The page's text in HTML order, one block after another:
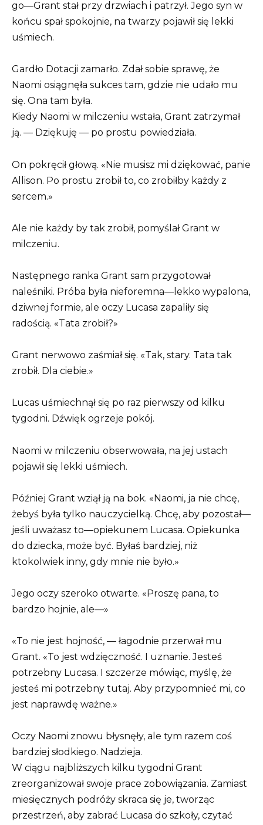
go—Grant stał przy drzwiach i patrzył. Jego syn w
końcu spał spokojnie, na twarzy pojawił się lekki
uśmiech.
Gardło Dotacji zamarło. Zdał sobie sprawę, że
Naomi osiągnęła sukces tam, gdzie nie udało mu
się. Ona tam była.
Kiedy Naomi w milczeniu wstała, Grant zatrzymał
ją. — Dziękuję — po prostu powiedziała.
On pokręcił głową. «Nie musisz mi dziękować, panie
Allison. Po prostu zrobił to, co zrobiłby każdy z
sercem.»
Ale nie każdy by tak zrobił, pomyślał Grant w
milczeniu.
Następnego ranka Grant sam przygotował
naleśniki. Próba była nieforemna—lekko wypalona,
dziwnej formie, ale oczy Lucasa zapaliły się
radością. «Tata zrobił?»
Grant nerwowo zaśmiał się. «Tak, stary. Tata tak
zrobił. Dla ciebie.»
Lucas uśmiechnął się po raz pierwszy od kilku
tygodni. Dźwięk ogrzeje pokój.
Naomi w milczeniu obserwowała, na jej ustach
pojawił się lekki uśmiech.
Później Grant wziął ją na bok. «Naomi, ja nie chcę,
żebyś była tylko nauczycielką. Chcę, aby pozostał—
jeśli uważasz to—opiekunem Lucasa. Opiekunka
do dziecka, może być. Byłaś bardziej, niż
ktokolwiek inny, gdy mnie nie było.»
Jego oczy szeroko otwarte. «Proszę pana, to
bardzo hojnie, ale—»
«To nie jest hojność, — łagodnie przerwał mu
Grant. «To jest wdzięczność. I uznanie. Jesteś
potrzebny Lucasa. I szczerze mówiąc, myślę, że
jesteś mi potrzebny tutaj. Aby przypomnieć mi, co
jest naprawdę ważne.»
Oczy Naomi znowu błysnęły, ale tym razem coś
bardziej słodkiego. Nadzieja.
W ciągu najbliższych kilku tygodni Grant
zreorganizował swoje prace zobowiązania. Zamiast
miesięcznych podróży skraca się je, tworząc
przestrzeń, aby zabrać Lucasa do szkoły, czytać